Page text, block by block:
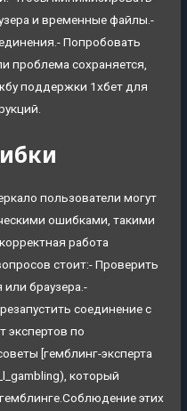
и временные файлы.-
Попробовать
проблема сохраняется,
поддержки 1хбет для
пользователи могут
ошибками, такими
работа
стоит:- Проверить
браузера.-
соединение с
экспертов по
[гемблинг-эксперта
который
этих